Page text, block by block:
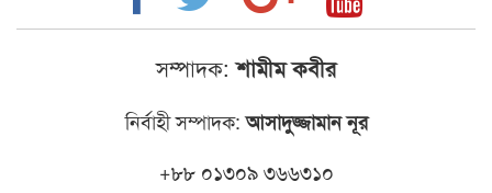
সম্পাদক: শামীম কবীর
নির্বাহী সম্পাদক:আসাদুজ্জামান নূর
+৮৮ ০১৩০৯ ৩৬৬৩১০